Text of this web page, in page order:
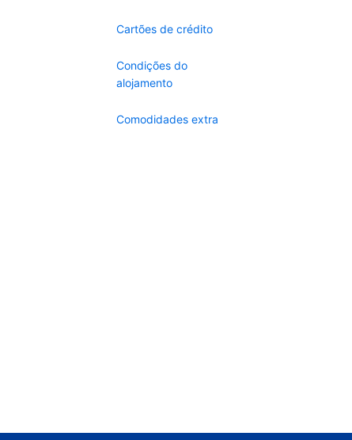
Cartões de crédito
Condições do
alojamento
Comodidades extra